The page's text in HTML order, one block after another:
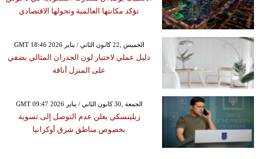
تؤكد مكانتها العالمية وتحولها الاقتصادي
GMT 18:46 2026 الخميس ,22 كانون الثاني / يناير
دليل عملي لاختيار لون الجدران المثالي يضفي
على المنزل أناقة
GMT 09:47 2026 الجمعة ,30 كانون الثاني / يناير
زيلينسكي يعلن عدم التوصل إلى تسوية
بخصوص مناطق شرق أوكرانيا